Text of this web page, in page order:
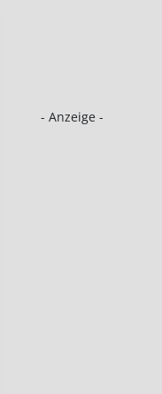
- Anzeige -